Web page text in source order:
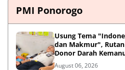
PMI Ponorogo
Usung Tema
dan Makmur",
Donor Darah
ke-81
August 06, 2026